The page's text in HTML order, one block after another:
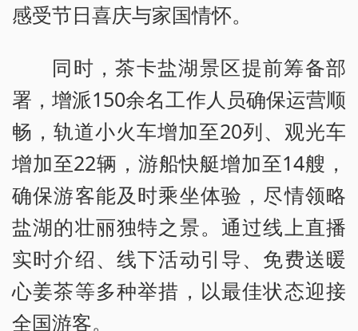
感受节日喜庆与家国情怀。
同时，茶卡盐湖景区提前筹备部
署，增派150余名工作人员确保运营顺
畅，轨道小火车增加至20列、观光车
增加至22辆，游船快艇增加至14艘，
确保游客能及时乘坐体验，尽情领略
盐湖的壮丽独特之景。通过线上直播
实时介绍、线下活动引导、免费送暖
心姜茶等多种举措，以最佳状态迎接
全国游客。